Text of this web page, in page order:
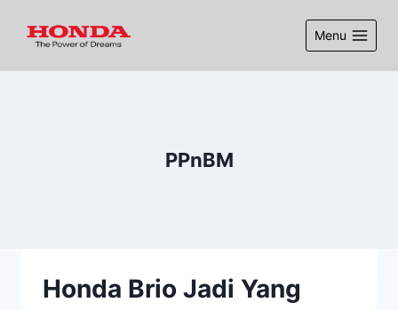
Menu
PPnBM
Honda Brio Jadi Yang